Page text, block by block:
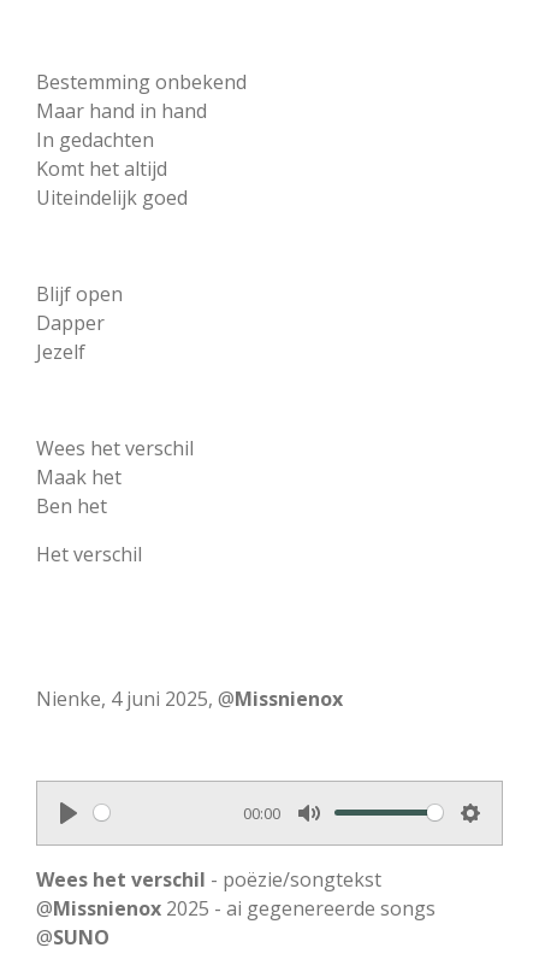
Bestemming onbekend
Maar hand in hand
In gedachten
Komt het altijd
Uiteindelijk goed
Blijf open
Dapper
Jezelf
Wees het verschil
Maak het
Ben het
Het verschil
Nienke, 4 juni 2025, @Missnienox
P
l
a
y
00:00
M
u
t
S
Wees het verschil - poëzie/songtekst
@Missnienox 2025 - ai gegenereerde songs
@SUNO